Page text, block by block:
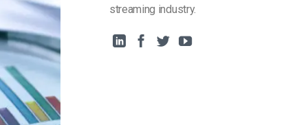
streaming industry.